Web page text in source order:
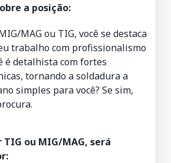
a posição:
MAG ou TIG, você se destaca
trabalho com profissionalismo
é detalhista com fortes
tornando a soldadura a
simples para você? Se sim,
TIG ou MIG/MAG, será